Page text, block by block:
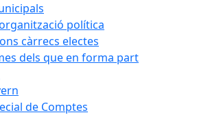
política
càrrecs electes
dels que en forma part
de Comptes